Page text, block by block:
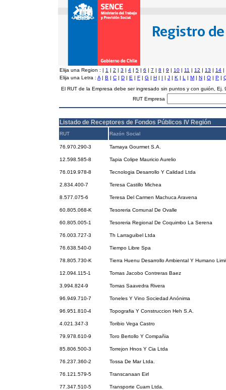
Elija una Region : | 1 | 2 | 3 | 4 | 5 | 6 | 7 | 8 | 9 | 10 | 11 | 12 | 13 | 14 |
Elija una Letra : A | B | C | D | E | F | G | H | I | J | K | L | M | N | O | P |
El RUT de la Empresa debe ser ingresado sin puntos y con guión, Ej.
RUT Empresa
Listado de Receptores de Fondos Públicos IV Región
RUT Razón Social
76.970.290-3 Tamaya Gourmet S.A.
12.598.585-8 Tapia Colipe Mauricio Aurelio
76.019.978-8 Tecnologia Desarrollo Y Calidad Ltda
2.834.400-7 Teresa Castillo Michea
8.577.075-6 Teresa Del Carmen Machuca Aravena
60.805.068-K Tesoreria Comunal De Ovalle
60.805.005-1 Tesoreria Regional De Coquimbo La Serena
76.003.727-3 Th Larraguibel Ltda
76.638.540-0 Tiempo Libre Spa
78.805.730-K Tierra Huenu Desarrollo Ambiental Y Humano
12.094.115-1 Tomas Jacobo Contreras Baez
3.994.824-9 Tomas Saavedra Rivera
96.949.710-7 Toneles Y Vino Sociedad Anónima
96.951.810-4 Topografia Y Construccion Heh S.A.
4.021.347-3 Toribio Vega Castro
79.978.610-9 Toro Bertollo Y Compañia
85.806.500-3 Torrejon Hnos Y Cia Ltda
76.237.360-2 Tossa De Mar Ltda.
76.121.579-5 Transcanaan Eirl
77.347.510-5 Transporte Cuam Ltda.